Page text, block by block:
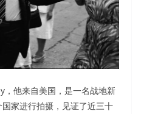
他来自美国，是一名战地新
家进行拍摄，见证了近三十